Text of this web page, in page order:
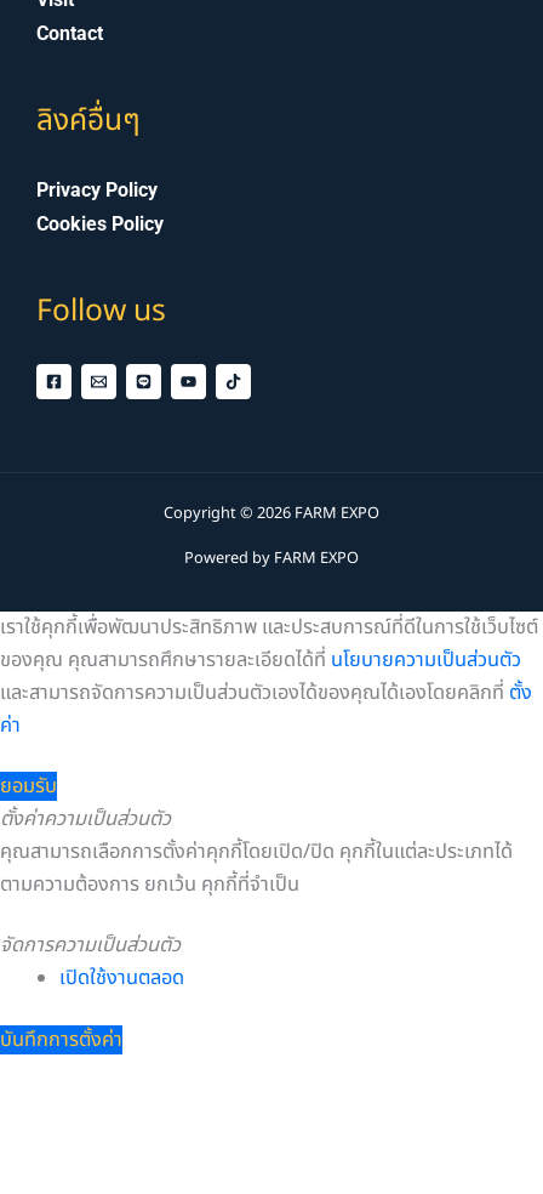
Contact
ลิงค์อื่นๆ
Privacy Policy
Cookies Policy
Follow us
Copyright © 2026 FARM EXPO
Powered by FARM EXPO
เราใช้คุกกี้เพื่อพัฒนาประสิทธิภาพ และประสบการณ์ที่ดีในการใช้เว็บไซต์
ของคุณ คุณสามารถศึกษารายละเอียดได้ที่ นโยบายความเป็นส่วนตัว
และสามารถจัดการความเป็นส่วนตัวเองได้ของคุณได้เองโดยคลิกที่ ตั้ง
ค่า
ยอมรับ
ตั้งค่าความเป็นส่วนตัว
คุณสามารถเลือกการตั้งค่าคุกกี้โดยเปิด/ปิด คุกกี้ในแต่ละประเภทได้
ตามความต้องการ ยกเว้น คุกกี้ที่จำเป็น
จัดการความเป็นส่วนตัว
เปิดใช้งานตลอด
บันทึกการตั้งค่า